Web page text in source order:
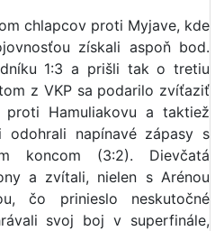
chlapcov proti Myjave, kde
získali aspoň bod.
1:3 a prišli tak o tretiu
z VKP sa podarilo zvíťaziť
Hamuliakovu a taktiež
odohrali napínavé zápasy s
koncom (3:2). Dievčatá
a zvítali, nielen s Arénou
čo prinieslo neskutočné
svoj boj v superfinále,